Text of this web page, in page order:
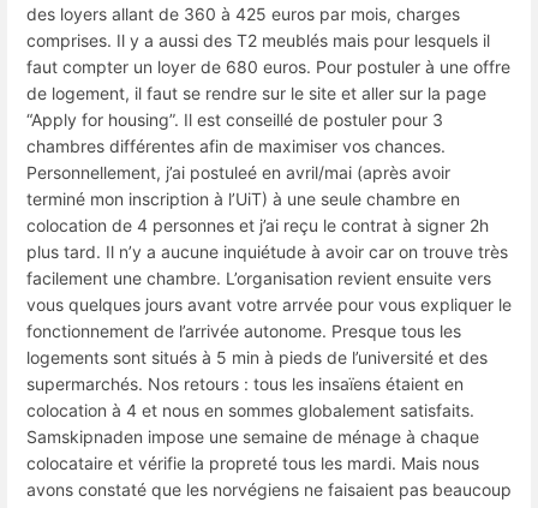
des loyers allant de 360 à 425 euros par mois, charges
comprises. Il y a aussi des T2 meublés mais pour lesquels il
faut compter un loyer de 680 euros. Pour postuler à une offre
de logement, il faut se rendre sur le site et aller sur la page
“Apply for housing”. Il est conseillé de postuler pour 3
chambres différentes afin de maximiser vos chances.
Personnellement, j’ai postuleé en avril/mai (après avoir
terminé mon inscription à l’UiT) à une seule chambre en
colocation de 4 personnes et j’ai reçu le contrat à signer 2h
plus tard. Il n’y a aucune inquiétude à avoir car on trouve très
facilement une chambre. L’organisation revient ensuite vers
vous quelques jours avant votre arrvée pour vous expliquer le
fonctionnement de l’arrivée autonome. Presque tous les
logements sont situés à 5 min à pieds de l’université et des
supermarchés. Nos retours : tous les insaïens étaient en
colocation à 4 et nous en sommes globalement satisfaits.
Samskipnaden impose une semaine de ménage à chaque
colocataire et vérifie la propreté tous les mardi. Mais nous
avons constaté que les norvégiens ne faisaient pas beaucoup